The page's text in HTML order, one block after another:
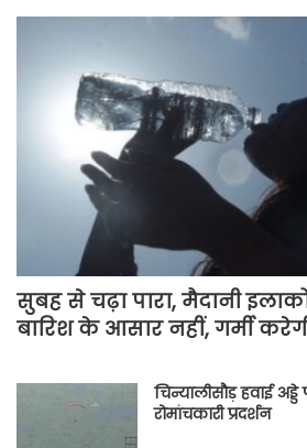
सुबह से चढ़ा पारा, मैदानी
बारिश के आसार नहीं, गर्मी
चिन्यालीसौड़ हवाई
रोमांचकारी प्रदर्शन